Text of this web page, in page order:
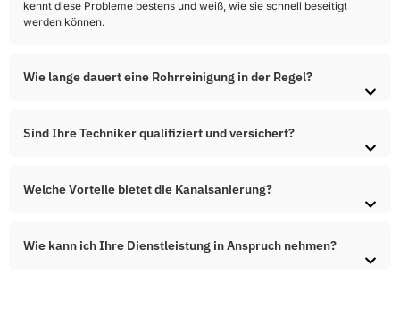
Sind Ihre Techniker qualifiziert und versichert?
Welche Vorteile bietet die Kanalsanierung?
Wie kann ich Ihre Dienstleistung in Anspruch nehmen?